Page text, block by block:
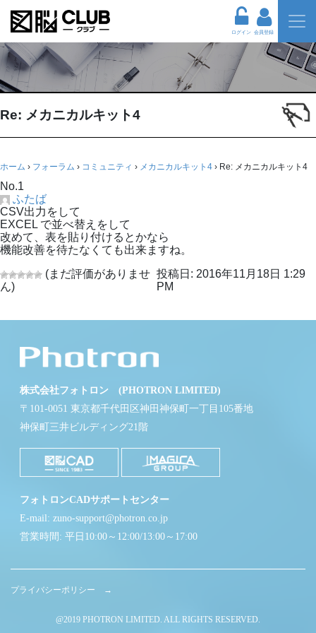
ログイン 会員登録
Re: メカニカルキット4
ホーム › フォーラム › コミュニティ › メカニカルキット4 › Re: メカニカルキット4
No.1
ふたば
CSV出力をして
EXCEL で並べ替えをして
改めて、表を貼り付けるとかなら
機能改善を待たなくても出来ますね。
(まだ評価がありませ
ん)
投稿日: 2016年11月18日 1:29
PM
株式会社フォトロン (PHOTRON LIMITED)
〒101-0051 東京都千代田区神田神保町一丁目105番地
神保町三井ビルディング21階
フォトロンCADサポートセンター
E-mail: zuno-support@photron.co.jp
営業時間: 平日10:00～12:00/13:00～17:00
プライバシーポリシー →
@2019 PHOTRON LIMITED. ALL RIGHTS RESERVED.